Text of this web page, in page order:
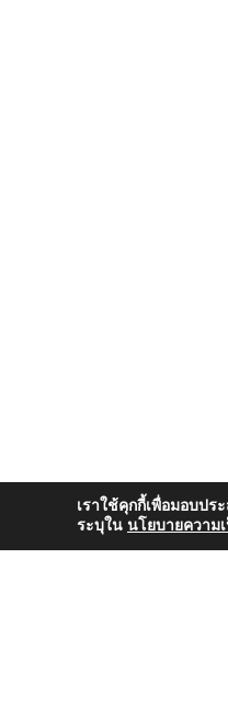
เราใช้คุกกี้เพื่อมอบป
ระบุใน นโยบายความ